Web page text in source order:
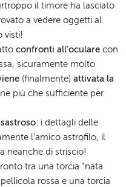
il timore ha lasciato
a vedere oggetti al
visti!
confronti all’oculare con
sicuramente molto
(finalmente) attivata la
più che sufficiente per
: i dettagli delle
l’amico astrofilo, il
neanche di striscio!
tra una torcia “nata
rossa e una torcia